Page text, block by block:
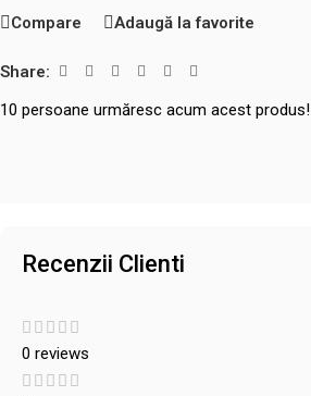
Compare Adaugă la favorite
Share:
10 persoane urmăresc acum acest produs!
Recenzii Clienti
0 reviews